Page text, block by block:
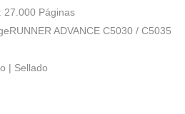
27.000 Páginas
ADVANCE C5030 / C5035
| Sellado